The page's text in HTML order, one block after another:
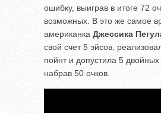
ошибку, выиграв в итоге 72
возможных. В это же самое
американка Джессика
свой счет 5 эйсов,
пойнт и допустила 5 двойных
набрав 50 очков.